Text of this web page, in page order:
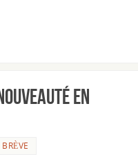
en
BRÈVE